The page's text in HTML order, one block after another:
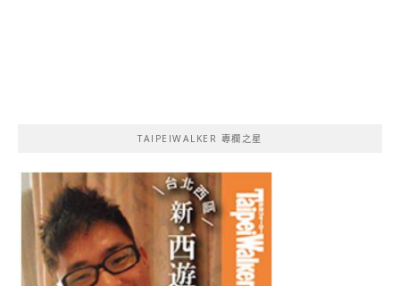
TAIPEIWALKER 專欄之星